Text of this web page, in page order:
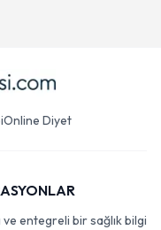
Online Diyet
ve entegreli bir sağlık bilgi